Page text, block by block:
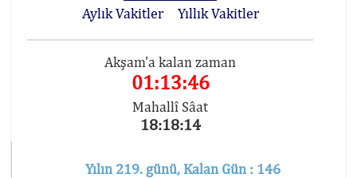
Aylık Vakitler
Yıllık Vakitler
Akşam'a kalan zaman
01:13:45
Mahallî Sâat
18:18:15
Yılın 219. günü, Kalan Gün : 146